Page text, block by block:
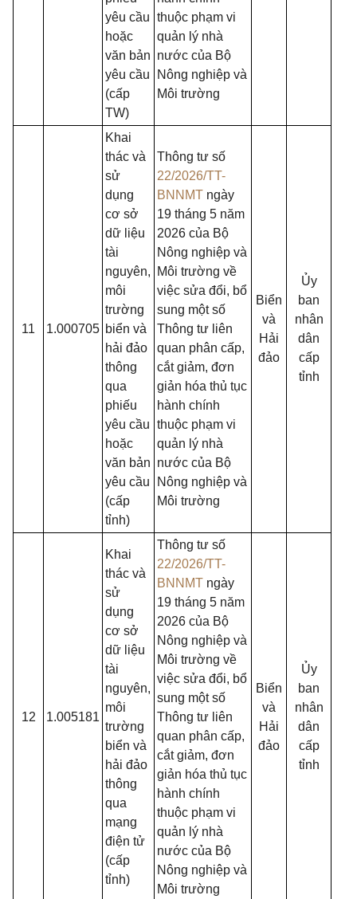
yêu cầu
hoặc
văn bản
yêu cầu
(cấp
TW)
thuộc phạm vi
quản lý nhà
nước của Bộ
Nông nghiệp và
Môi trường
11 1.000705
Khai
thác và
sử
dụng
cơ sở
dữ liệu
tài
nguyên,
môi
trường
biển và
hải đảo
thông
qua
phiếu
yêu cầu
hoặc
văn bản
yêu cầu
(cấp
tỉnh)
Thông tư số
22/2026/TT-
BNNMT ngày
19 tháng 5 năm
2026 của Bộ
Nông nghiệp và
Môi trường về
việc sửa đổi, bổ
sung một số
Thông tư liên
quan phân cấp,
cắt giảm, đơn
giản hóa thủ tục
hành chính
thuộc phạm vi
quản lý nhà
nước của Bộ
Nông nghiệp và
Môi trường
Biển
và
Hải
đảo
Ủy
ban
nhân
dân
cấp
tỉnh
12 1.005181
Khai
thác và
sử
dụng
cơ sở
dữ liệu
tài
nguyên,
môi
trường
biển và
hải đảo
thông
qua
mạng
điện tử
(cấp
tỉnh)
Thông tư số
22/2026/TT-
BNNMT ngày
19 tháng 5 năm
2026 của Bộ
Nông nghiệp và
Môi trường về
việc sửa đổi, bổ
sung một số
Thông tư liên
quan phân cấp,
cắt giảm, đơn
giản hóa thủ tục
hành chính
thuộc phạm vi
quản lý nhà
nước của Bộ
Nông nghiệp và
Môi trường
Biển
và
Hải
đảo
Ủy
ban
nhân
dân
cấp
tỉnh